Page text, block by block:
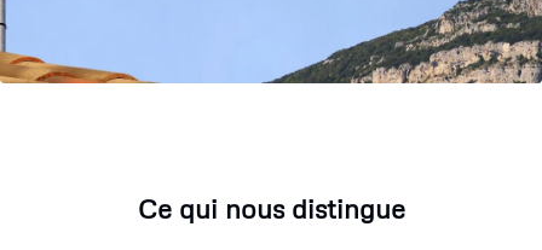
Ce qui nous distingue